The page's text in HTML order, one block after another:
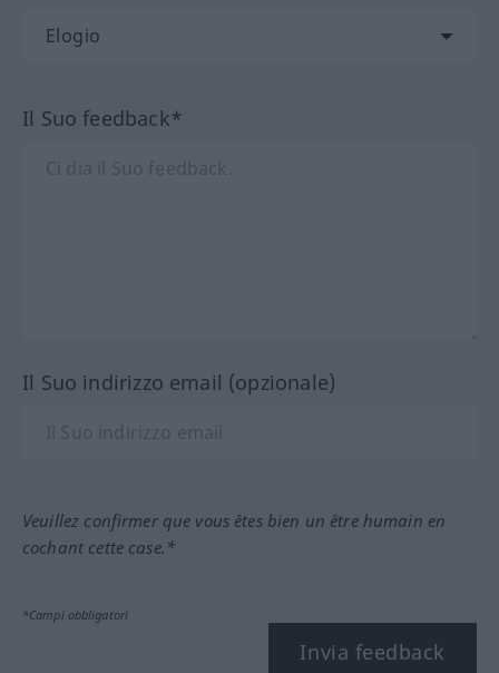
Il Suo feedback*
Il Suo indirizzo email (opzionale)
Veuillez confirmer que vous êtes bien un être humain en
cochant cette case.*
*Campi obbligatori
Invia feedback